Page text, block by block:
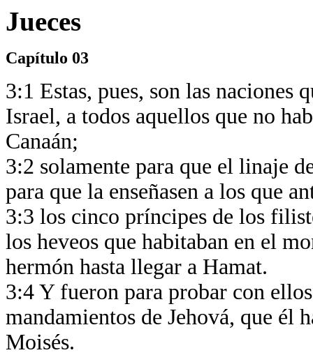
Jueces
Capítulo 03
3:1 Estas, pues, son las naciones
Israel, a todos aquellos que no
Canaán;
3:2 solamente para que el linaje
para que la enseñasen a los que
3:3 los cinco príncipes de los
los heveos que habitaban en el
hermón hasta llegar a Hamat.
3:4 Y fueron para probar con
mandamientos de Jehová, que él
Moisés.